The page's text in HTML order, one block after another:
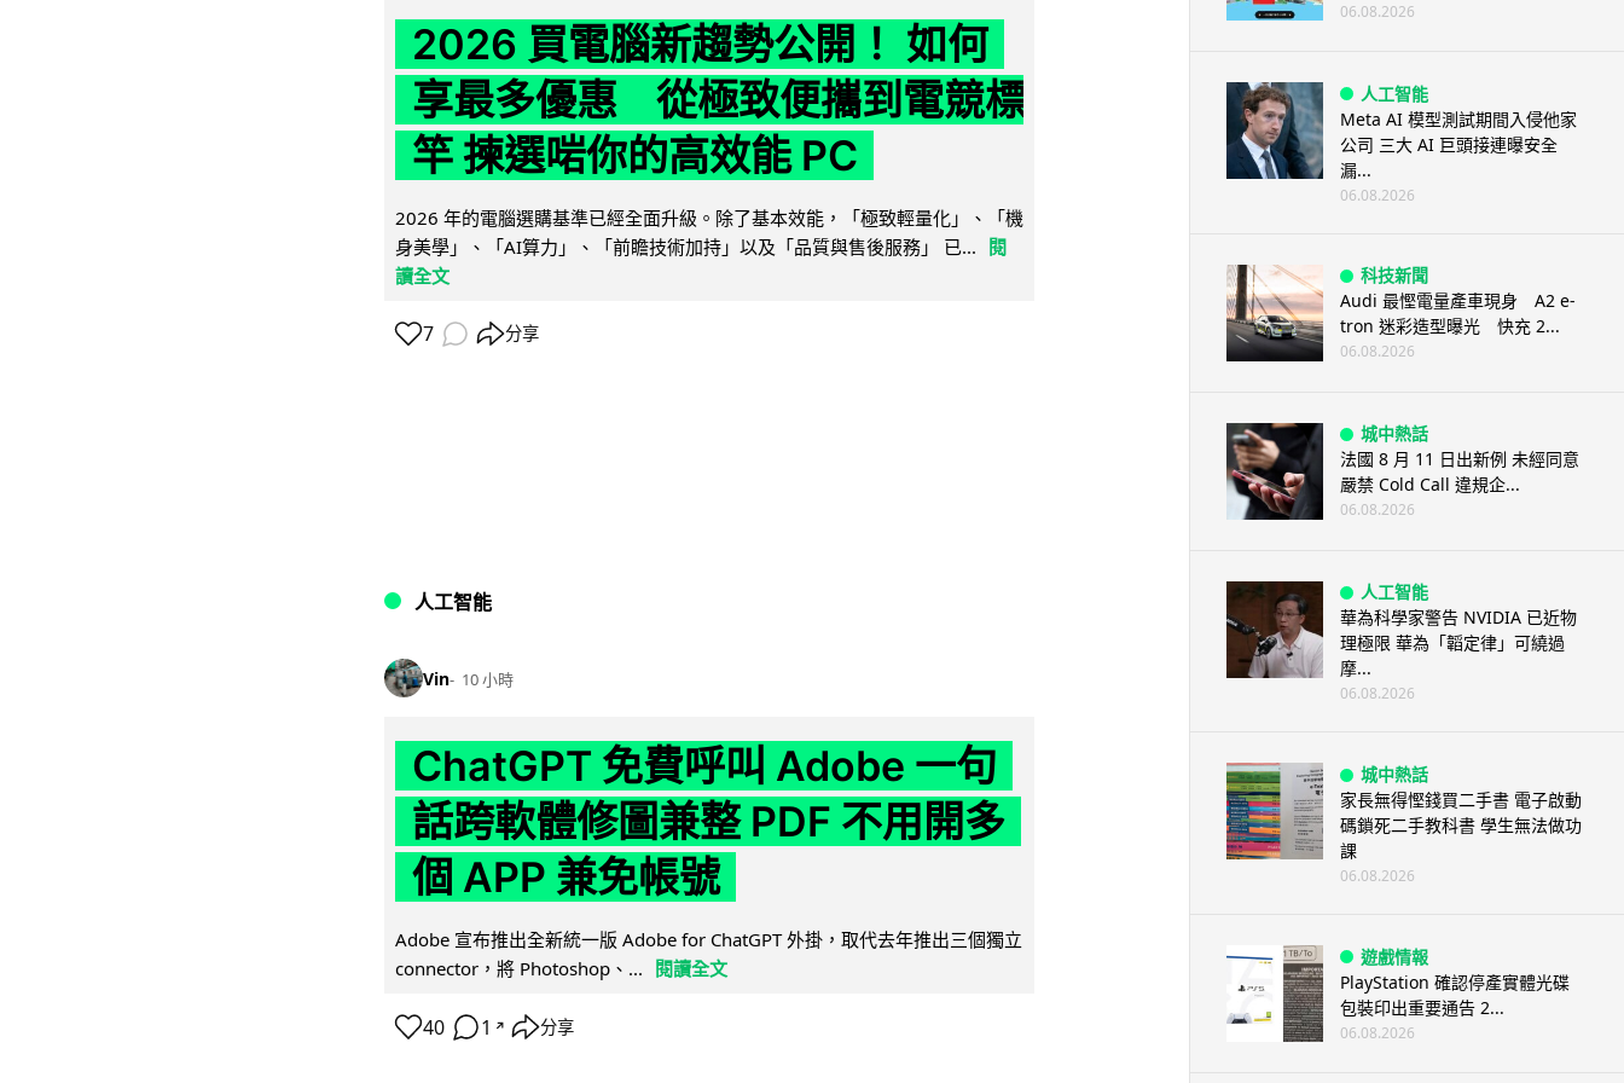
2026 買電腦新趨勢公開！ 如何
享最多優惠 從極致便攜到電競標
竿 揀選啱你的高效能 PC
2026 年的電腦選購基準已經全面升級。除了基本效能，「極致輕量化」、「機
身美學」、「AI算力」、「前瞻技術加持」以及「品質與售後服務」 已... 閱
讀全文
7 分享
人工智能
Vin 10 小時
ChatGPT 免費呼叫 Adobe 一句
話跨軟體修圖兼整 PDF 不用開多
個 APP 兼免帳號
Adobe 宣布推出全新統一版 Adobe for ChatGPT 外掛，取代去年推出三個獨立
connector，將 Photoshop、...
閱讀全文
40 1 ↗ 分享
06.08.2026
人工智能
Meta AI 模型測試期間入侵他家
公司 三大 AI 巨頭接連曝安全
漏...
06.08.2026
科技新聞
Audi 最慳電量產車現身 A2 e-
tron 迷彩造型曝光 快充 2...
06.08.2026
城中熱話
法國 8 月 11 日出新例 未經同意
嚴禁 Cold Call 違規企...
06.08.2026
人工智能
華為科學家警告 NVIDIA 已近物
理極限 華為「韜定律」可繞過
摩...
06.08.2026
城中熱話
家長無得慳錢買二手書 電子啟動
碼鎖死二手教科書 學生無法做功
課
06.08.2026
遊戲情報
PlayStation 確認停產實體光碟
包裝印出重要通告 2...
06.08.2026